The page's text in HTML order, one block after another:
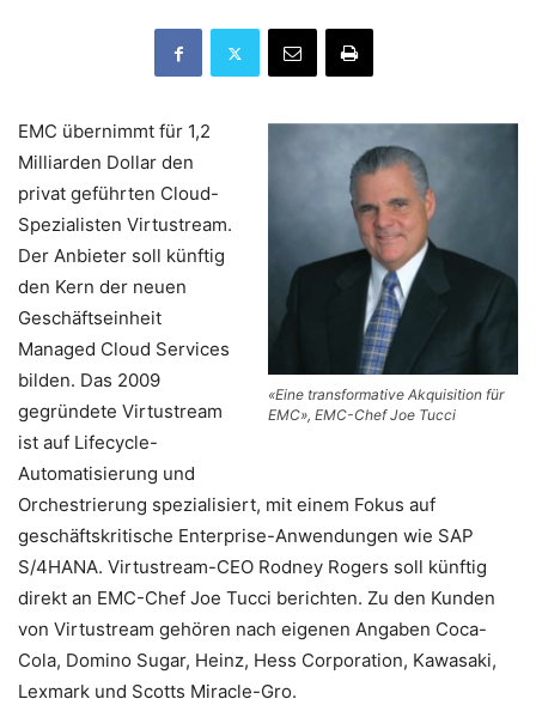
«Eine transformative Akquisition für
EMC», EMC-Chef Joe Tucci
EMC übernimmt für 1,2
Milliarden Dollar den
privat geführten Cloud-
Spezialisten Virtustream.
Der Anbieter soll künftig
den Kern der neuen
Geschäftseinheit
Managed Cloud Services
bilden. Das 2009
gegründete Virtustream
ist auf Lifecycle-
Automatisierung und
Orchestrierung spezialisiert, mit einem Fokus auf
geschäftskritische Enterprise-Anwendungen wie SAP
S/4HANA. Virtustream-CEO Rodney Rogers soll künftig
direkt an EMC-Chef Joe Tucci berichten. Zu den Kunden
von Virtustream gehören nach eigenen Angaben Coca-
Cola, Domino Sugar, Heinz, Hess Corporation, Kawasaki,
Lexmark und Scotts Miracle-Gro.